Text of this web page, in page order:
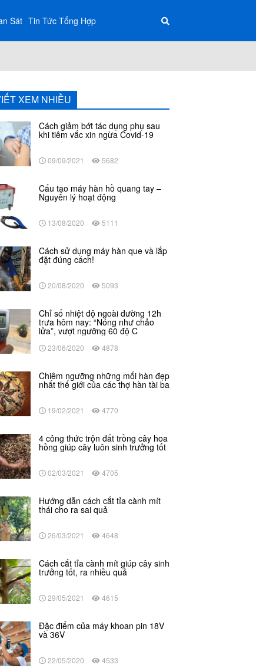
Sát Tin Tức Tổng Hợp
XEM NHIỀU
Cách giảm bớt tác dụng phụ sau
khi tiêm vắc xin ngừa Covid-19
09/09/2021 5682
Cấu tạo máy hàn hồ quang tay –
Nguyên lý hoạt động
13/08/2020 5111
Cách sử dụng máy hàn que và lắp
đặt đúng cách!
20/08/2020 5093
Chỉ số nhiệt độ ngoài đường 12h
trưa hôm nay: “Nóng như chảo
lửa”, vượt ngưỡng 60 độ C
23/06/2020 4878
Chiêm ngưỡng những mối hàn đẹp
nhất thế giới của các thợ hàn tài ba
19/02/2021 4770
4 công thức trộn đất trồng cây hoa
hồng giúp cây luôn sinh trưởng tốt
02/03/2021 4705
Hướng dẫn cách cắt tỉa cành mít
thái cho ra sai quả
26/03/2021 4648
Cách cắt tỉa cành mít giúp cây sinh
trưởng tốt, ra nhiều quả
29/05/2021 4615
Đặc điểm của máy khoan pin 18V
và 36V
22/05/2020 4533